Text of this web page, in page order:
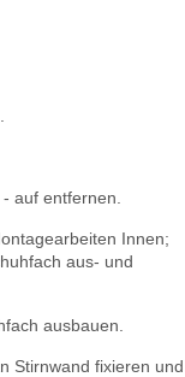
auf entfernen.
Innen;
aus- und
ausbauen.
Stirnwand fixieren und